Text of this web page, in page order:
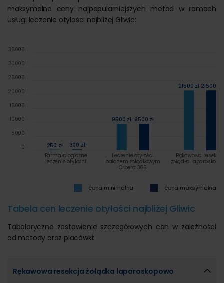
maksymalne ceny najpopularniejszych metod w ramach
usługi leczenie otyłości najbliżej Gliwic:
250 zł
9500 zł
21500 zł
300 zł
9500 zł
21500 zł
Farmakologiczne
leczenie otyłości
Leczenie otyłości
balonem żołądkowym
Orbera 365
Rękawowa resekcja
żołądka
0
5000
10000
15000
20000
25000
30000
35000
cena minimalna cena maksymalna
Tabela cen leczenie otyłości najbliżej Gliwic
Tabelaryczne zestawienie szczegółowych cen w zależności
od metody oraz placówki:
Rękawowa resekcja żołądka laparoskopowo